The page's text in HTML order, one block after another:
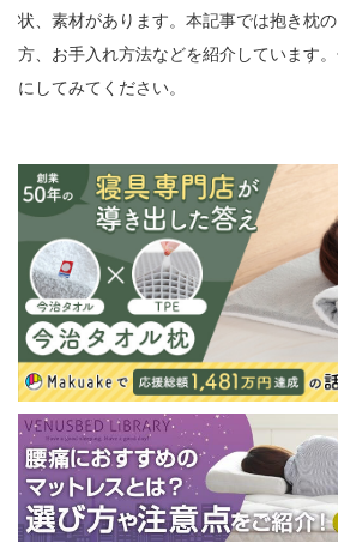
状、素材があります。本記事では抱き枕
方、お手入れ方法などを紹介しています
にしてみてください。